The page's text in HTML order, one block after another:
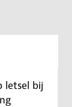
letsel bij